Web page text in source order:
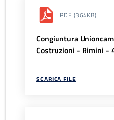
PDF (364KB)
Congiuntura
Costruzioni - Rimini -
SCARICA FILE